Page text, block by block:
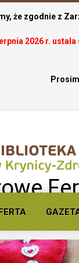
że zgodnie z
2026 r.